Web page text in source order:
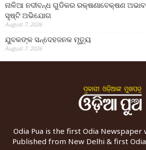
ନାଳିଆ ନଦୀବନ୍ଧ ଗୁଡିକର ରକ୍ଷଣାବେକ୍ଷଣ
ସୃଷ୍ଟି ଅଭିଯୋଗ
August 7, 2026
ଯୁବକଙ୍କ ସନ୍ଦେହଜନକ ମୃତ୍ୟୁ
August 7, 2026
Odia Pua is the first Odia
Published from New Delhi & first